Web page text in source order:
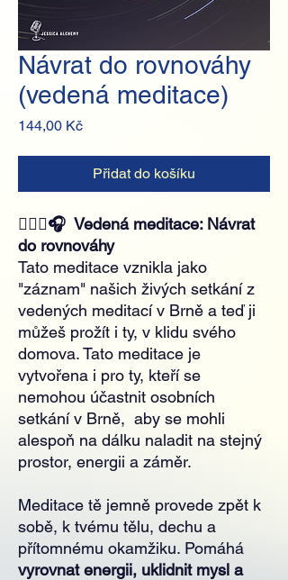
Návrat do rovnováhy
(vedená meditace)
144,00 KčCena
Přidat do košíku
🧘🏻‍♀️🎧 Vedená meditace: Návrat
do rovnováhy
Tato meditace vznikla jako
"záznam" našich živých setkání z
vedených meditací v Brně a teď ji
můžeš prožít i ty, v klidu svého
domova. Tato meditace je
vytvořena i pro ty, kteří se
nemohou účastnit osobních
setkání v Brně, aby se mohli
alespoň na dálku naladit na stejný
prostor, energii a záměr.
Meditace tě jemně provede zpět k
sobě, k tvému tělu, dechu a
přítomnému okamžiku. Pomáhá
vyrovnat energii, uklidnit mysl a